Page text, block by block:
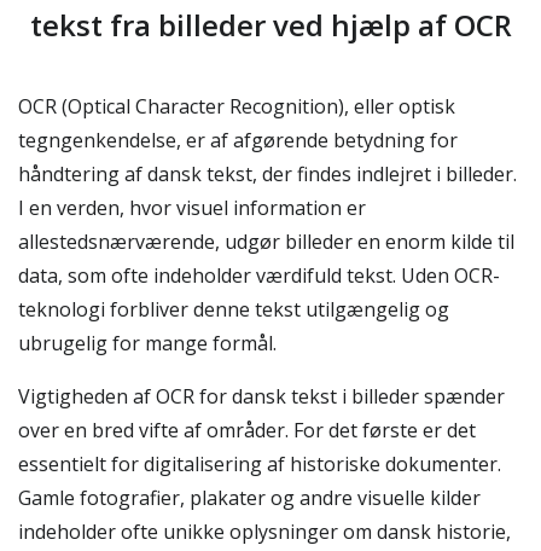
tekst fra billeder ved hjælp af OCR
OCR (Optical Character Recognition), eller optisk
tegngenkendelse, er af afgørende betydning for
håndtering af dansk tekst, der findes indlejret i billeder.
I en verden, hvor visuel information er
allestedsnærværende, udgør billeder en enorm kilde til
data, som ofte indeholder værdifuld tekst. Uden OCR-
teknologi forbliver denne tekst utilgængelig og
ubrugelig for mange formål.
Vigtigheden af OCR for dansk tekst i billeder spænder
over en bred vifte af områder. For det første er det
essentielt for digitalisering af historiske dokumenter.
Gamle fotografier, plakater og andre visuelle kilder
indeholder ofte unikke oplysninger om dansk historie,